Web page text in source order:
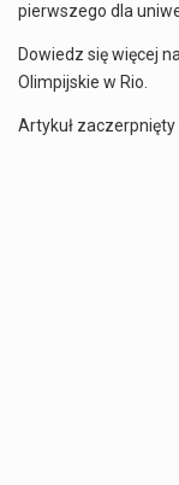
pierwszego dla
Dowiedz się więcej
Olimpijskie w Rio.
Artykuł zaczerpnięty